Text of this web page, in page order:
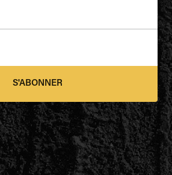
S'ABONNER